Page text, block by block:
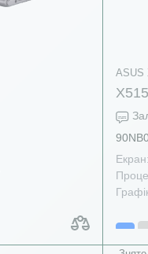
ASUS
Екран: